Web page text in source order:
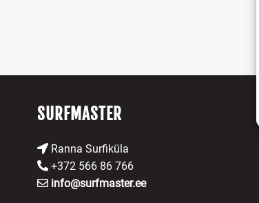
SURFMASTER
Ranna Surfiküla
+372 566 86 766
info@surfmaster.ee